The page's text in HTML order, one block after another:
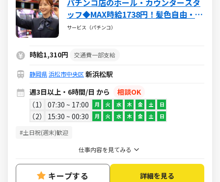
パチンコ店のホール・カウンタースタ
ッフ◆MAX時給1738円！髪色自由・ネ
イルOK！(社内規定有)！ミニボーナス
サービス（パチンコ）
時給1,310円 交通費一部支給
静岡県浜松市中央区 新浜松駅
週3日以上・6時間/日 から
相談OK
1
07:30 ~ 17:00 月 火 水 木 金 土 日
2 15:30 ~ 00:30 月 火 水 木 金 土 日
#土日祝(週末)歓迎
仕事内容を見てみる
キープする 詳細を見る